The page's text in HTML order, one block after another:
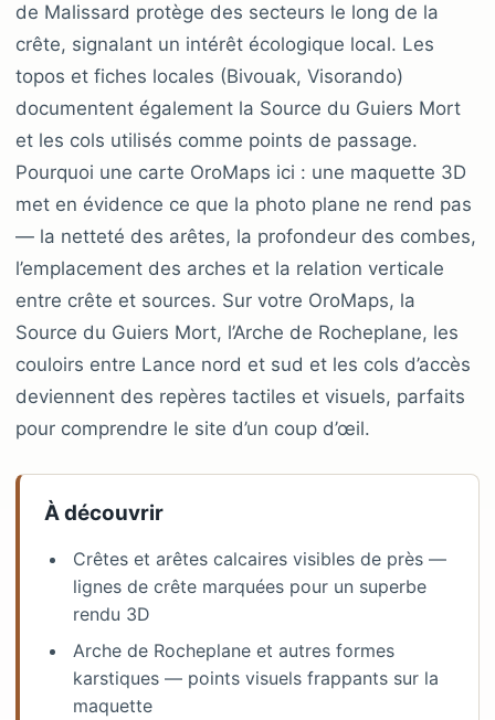
de Malissard protège des secteurs le long de la
crête, signalant un intérêt écologique local. Les
topos et fiches locales (Bivouak, Visorando)
documentent également la Source du Guiers Mort
et les cols utilisés comme points de passage.
Pourquoi une carte OroMaps ici : une maquette 3D
met en évidence ce que la photo plane ne rend pas
— la netteté des arêtes, la profondeur des combes,
l’emplacement des arches et la relation verticale
entre crête et sources. Sur votre OroMaps, la
Source du Guiers Mort, l’Arche de Rocheplane, les
couloirs entre Lance nord et sud et les cols d’accès
deviennent des repères tactiles et visuels, parfaits
pour comprendre le site d’un coup d’œil.
À découvrir
Crêtes et arêtes calcaires visibles de près —
lignes de crête marquées pour un superbe
rendu 3D
Arche de Rocheplane et autres formes
karstiques — points visuels frappants sur la
maquette